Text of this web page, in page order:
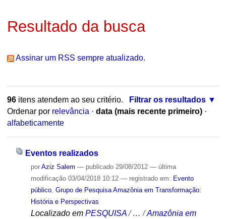
Resultado da busca
Assinar um RSS sempre atualizado.
96itens atendem ao seu critério.
Filtrar os resultados
Ordenar por relevância · data (mais recente primeiro) ·
alfabeticamente
Eventos realizados
por Aziz Salem — publicado29/08/2012 — última
modificação03/04/2018 10:12 — registrado em: Evento
público, Grupo de Pesquisa Amazônia em Transformação:
História e Perspectivas
Localizado em PESQUISA /…/Amazônia em